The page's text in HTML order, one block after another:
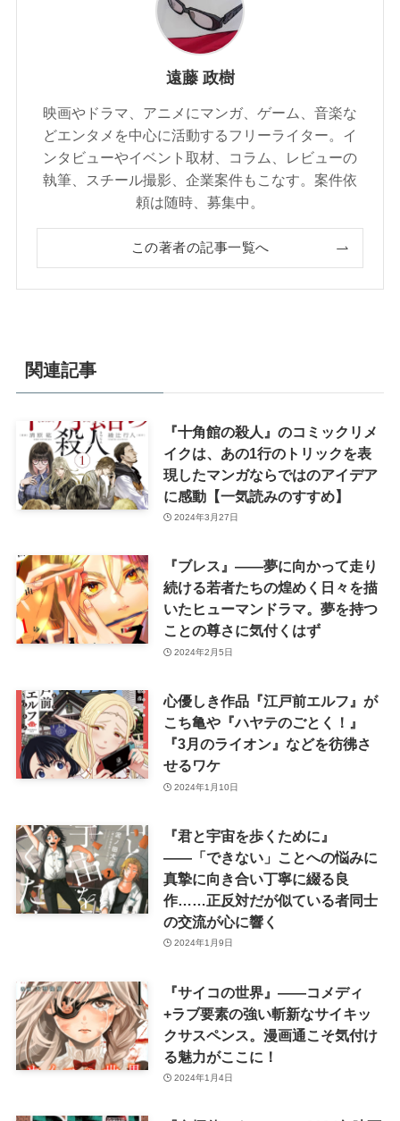
遠藤 政樹
映画やドラマ、アニメにマンガ、ゲーム、音楽な
どエンタメを中心に活動するフリーライター。イ
ンタビューやイベント取材、コラム、レビューの
執筆、スチール撮影、企業案件もこなす。案件依
頼は随時、募集中。
この著者の記事一覧へ
関連記事
『十角館の殺人』のコミックリメ
イクは、あの1行のトリックを表
現したマンガならではのアイデア
に感動【一気読みのすすめ】
2024年3月27日
『ブレス』——夢に向かって走り
続ける若者たちの煌めく日々を描
いたヒューマンドラマ。夢を持つ
ことの尊さに気付くはず
2024年2月5日
心優しき作品『江戸前エルフ』が
こち亀や『ハヤテのごとく！』
『3月のライオン』などを彷彿さ
せるワケ
2024年1月10日
『君と宇宙を歩くために』
――「できない」ことへの悩みに
真摯に向き合い丁寧に綴る良
作……正反対だが似ている者同士
の交流が心に響く
2024年1月9日
『サイコの世界』――コメディ
+ラブ要素の強い斬新なサイキッ
クサスペンス。漫画通こそ気付け
る魅力がここに！
2024年1月4日